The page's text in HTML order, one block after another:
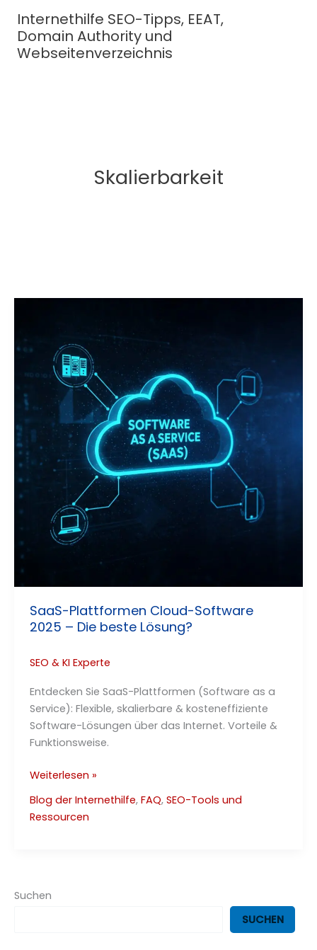
Inhalt
springen
Internethilfe SEO-Tipps, EEAT,
Domain Authority und
Webseitenverzeichnis
Skalierbarkeit
SaaS-Plattformen Cloud-Software
2025 – Die beste Lösung?
SEO & KI Experte
Entdecken Sie SaaS-Plattformen (Software as a
Service): Flexible, skalierbare & kosteneffiziente
Software-Lösungen über das Internet. Vorteile &
Funktionsweise.
SaaS-
Cloud-
Software
beste
Weiterlesen »
Blog der Internethilfe, FAQ, SEO-Tools und
Ressourcen
Suchen
SUCHEN